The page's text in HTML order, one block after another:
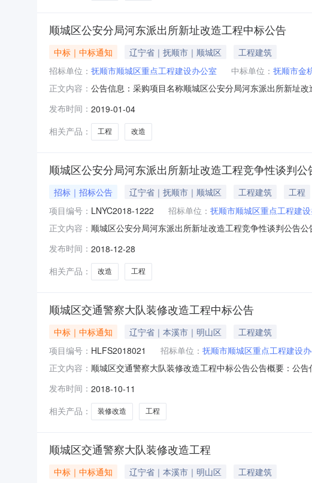
顺城区公安分局河东派出所新址改造工程中标公告
中标｜中标通知 辽宁省｜抚顺市｜顺城区
工程建筑
招标单位： 抚顺市顺城区重点工程建设办公室 中标单位： 抚顺市金
正文内容： 公告信息：采购项目名称顺城区公安分局河东派出所新址
系人及联系方式：项目联系人王佐龙项目联系电话024-
发布时间： 2019-01-04
相关产品：
工程 改造
顺城区公安分局河东派出所新址改造工程竞争性谈判公
招标｜招标公告 辽宁省｜抚顺市｜顺城区 工程建筑 工程
项目编号： LNYC2018-1222 招标单位： 抚顺市顺城区重点工程建
正文内容： 顺城区公安分局河东派出所新址改造工程竞争性谈判公告
16:00预算金额￥163.305600万元（人民币）联系人及联
发布时间： 2018-12-28
相关产品：
改造 工程
顺城区交通警察大队装修改造工程中标公告
中标｜中标通知 辽宁省｜本溪市｜明山区
工程建筑
项目编号： HLFS2018021 招标单位： 抚顺市顺城区重点工程建设
正文内容： 顺城区交通警察大队装修改造工程中标公告公告概要：公
建设办公室行政区域顺城区公告时间2018年10月11日
￥60.870000万元（人民币）联系人及联系方式：项目联
系方式
发布时间： 2018-10-11
相关产品：
装修改造 工程
顺城区交通警察大队装修改造工程
中标｜中标通知 辽宁省｜本溪市｜明山区
工程建筑